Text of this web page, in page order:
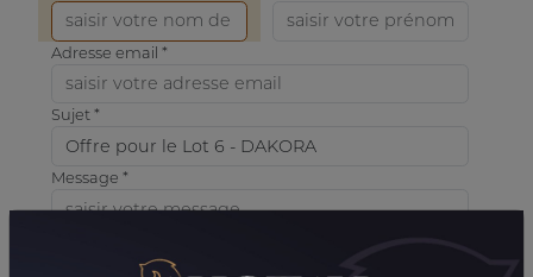
Adresse email *
Sujet *
Message *